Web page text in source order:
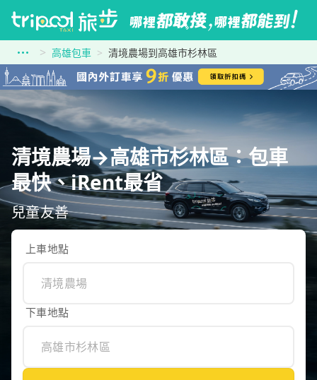
高雄包車 清境農場到高雄市杉林區
清境農場→高雄市杉林區：包車
最快、iRent最省
兒童友善
上車地點
下車地點